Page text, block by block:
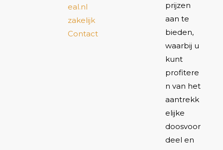
eal.nl
zakelijk
Contact
prijzen
aan te
bieden,
waarbij u
kunt
profitere
n van het
aantrekk
elijke
doosvoor
deel en